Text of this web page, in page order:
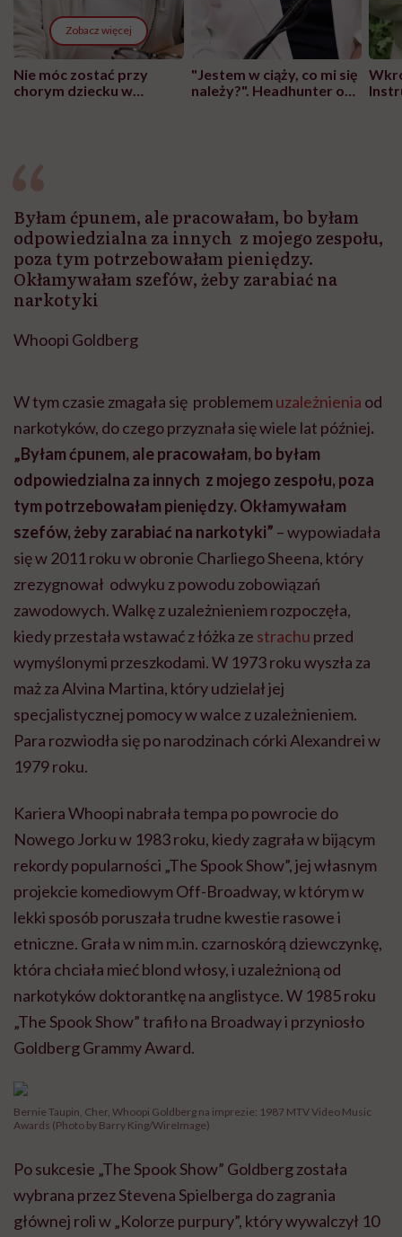
Zobacz więcej
Nie móc zostać przy
chorym dziecku w
"Jestem w ciąży, co mi się
należy?". Headhunter o
Byłam ćpunem, ale pracowałam, bo byłam
odpowiedzialna za innych z mojego zespołu,
poza tym potrzebowałam pieniędzy.
Okłamywałam szefów, żeby zarabiać na
narkotyki
Whoopi Goldberg
W tym czasie zmagała się problememuzależnienia od
narkotyków, do czego przyznała się wiele lat później.
„Byłam ćpunem, ale pracowałam, bo byłam
odpowiedzialna za innych z mojego zespołu, poza
tym potrzebowałam pieniędzy. Okłamywałam
szefów, żeby zarabiać na narkotyki” – wypowiadała
się w 2011 roku w obronie Charliego Sheena, który
zrezygnował odwyku z powodu zobowiązań
zawodowych. Walkę z uzależnieniem rozpoczęła,
kiedy przestała wstawać z łóżka ze strachu przed
wymyślonymi przeszkodami. W 1973 roku wyszła za
maż za Alvina Martina, który udzielał jej
specjalistycznej pomocy w walce z uzależnieniem.
Para rozwiodła się po narodzinach córki Alexandrei w
1979 roku.
Kariera Whoopi nabrała tempa po powrocie do
Nowego Jorku w 1983 roku, kiedy zagrała w bijącym
rekordy popularności „The Spook Show”, jej własnym
projekcie komediowym Off-Broadway, w którym w
lekki sposób poruszała trudne kwestie rasowe i
etniczne. Grała w nim m.in. czarnoskórą dziewczynkę,
która chciała mieć blond włosy, i uzależnioną od
narkotyków doktorantkę na anglistyce. W 1985 roku
„The Spook Show” trafiło na Broadway i przyniosło
Goldberg Grammy Award.
Bernie Taupin, Cher, Whoopi Goldberg na imprezie: 1987 MTV Video Music
Awards (Photo by Barry King/WireImage)
Po sukcesie „The Spook Show” Goldberg została
wybrana przez Stevena Spielberga do zagrania
głównej roli w „Kolorze purpury”, który wywalczył 10